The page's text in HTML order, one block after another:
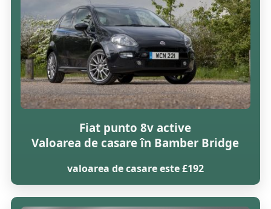
Fiat punto 8v active
Valoarea de casare în Bamber Bridge
valoarea de casare este £192